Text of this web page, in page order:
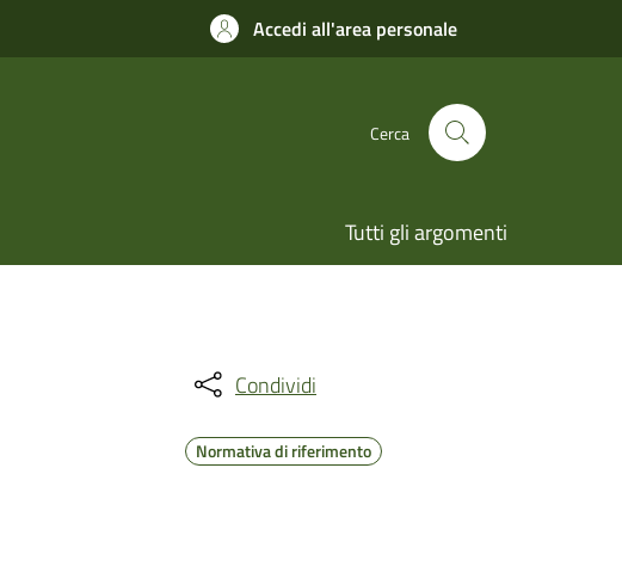
Accedi all'area personale
Cerca
Tutti gli argomenti
Condividi
Normativa di riferimento